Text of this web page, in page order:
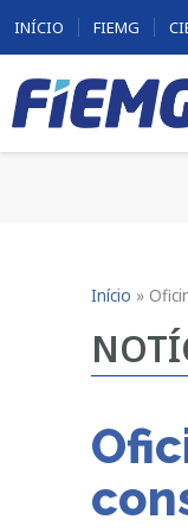
INÍCIO FIEMG
Início »